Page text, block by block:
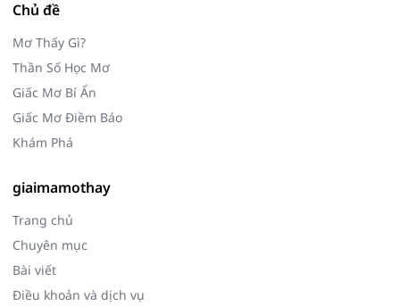
Chủ đề
Mơ Thấy Gì?
Thần Số Học Mơ
Giấc Mơ Bí Ẩn
Giấc Mơ Điềm Báo
Khám Phá
giaimamothay
Trang chủ
Chuyên mục
Bài viết
Điều khoản và dịch vụ